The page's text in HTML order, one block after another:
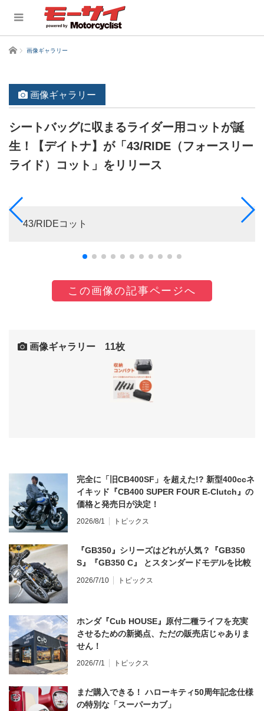
ホーム 画像ギャラリー
画像ギャラリー
シートバッグに収まるライダー用コットが誕
生！【デイトナ】が「43/RIDE（フォースリー
ライド）コット」をリリース
43/RIDEコット
この画像の記事ページへ
画像ギャラリー 11枚
完全に「旧CB400SF」を超えた!? 新型400ccネ
イキッド『CB400 SUPER FOUR E-Clutch』の
価格と発売日が決定！
2026/8/1 トピックス
『GB350』シリーズはどれが人気？『GB350
S』『GB350 C』 とスタンダードモデルを比較
2026/7/10 トピックス
ホンダ『Cub HOUSE』原付二種ライフを充実
させるための新拠点、ただの販売店じゃありま
せん！
2026/7/1 トピックス
まだ購入できる！ ハローキティ50周年記念仕様
の特別な「スーパーカブ」